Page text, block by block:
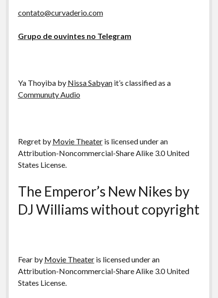
contato@curvaderio.com
Grupo de ouvintes no Telegram
Ya Thoyiba by Nissa Sabyanit’s classified as a
Communuty Audio
Regret by Movie Theateris licensed under an
Attribution-Noncommercial-Share Alike 3.0 United
States License.
The Emperor’s New Nikes by
DJ Williams without copyright
Fear by Movie Theateris licensed under an
Attribution-Noncommercial-Share Alike 3.0 United
States License.